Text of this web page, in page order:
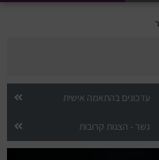
עדכונים בהתאמה אישית
גשר - הצגות קרובות